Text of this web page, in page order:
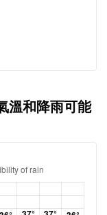
溫和降雨可能